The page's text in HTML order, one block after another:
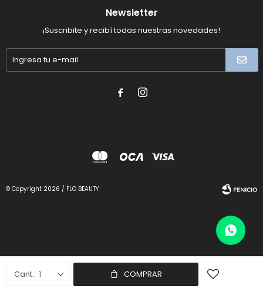
1 COMPRAR
Newsletter
¡Suscribite y recibí todas nuestras novedades!
 
© Copyright 2026 / FLO BEAUTY